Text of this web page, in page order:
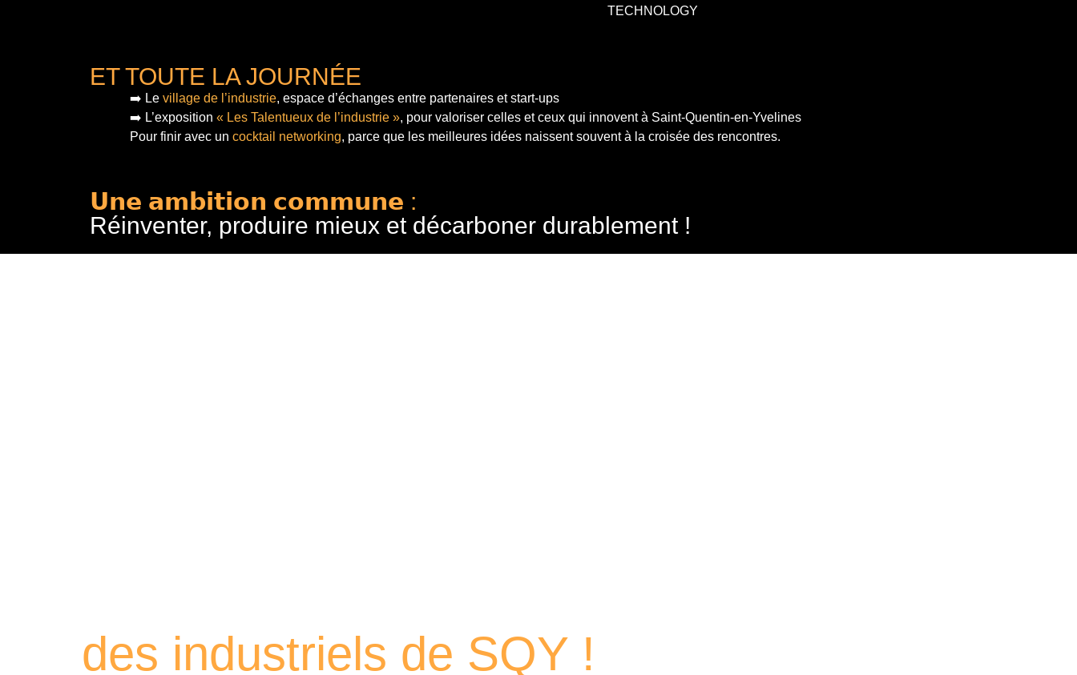
TECHNOLOGY
ET TOUTE LA JOURNÉE
➡️ Le village de l’industrie, espace d’échanges entre partenaires et start-ups
➡️ L’exposition « Les Talentueux de l’industrie », pour valoriser celles et ceux qui innovent à Saint-Quentin-en-Yvelines
Pour finir avec un cocktail networking, parce que les meilleures idées naissent souvent à la croisée des rencontres.
𝗨𝗻𝗲 𝗮𝗺𝗯𝗶𝘁𝗶𝗼𝗻 𝗰𝗼𝗺𝗺𝘂𝗻𝗲 :
Réinventer, produire mieux et décarboner durablement !
des industriels de SQY !